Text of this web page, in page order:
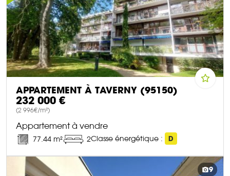
APPARTEMENT À TAVERNY (95150)
232 000 €
(2 996€/m²)
Appartement à vendre
77.44 m² 2Classe énergétique : D
DÉCOUVRIR CE BIEN
9